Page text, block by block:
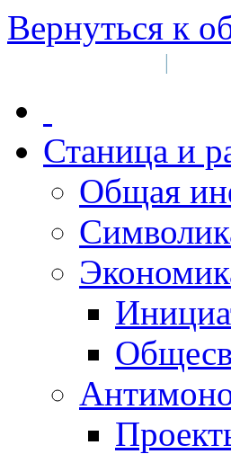
Вернуться к
|
Станица и
Общая